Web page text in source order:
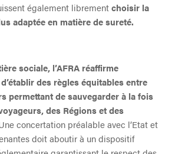
également librementchoisir la
adaptée en matière de sureté.
sociale, l’AFRA réaffirme
des règles équitables entre
permettant de sauvegarder à la fois
des Régions et des
concertation préalable avec l’Etat et
doit aboutir à un dispositif